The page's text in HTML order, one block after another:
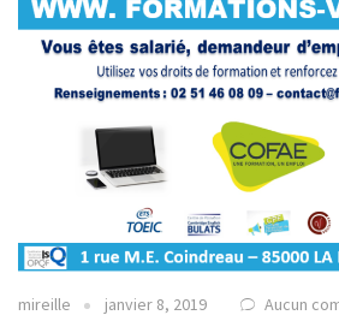
mireille janvier 8, 2019 Aucun